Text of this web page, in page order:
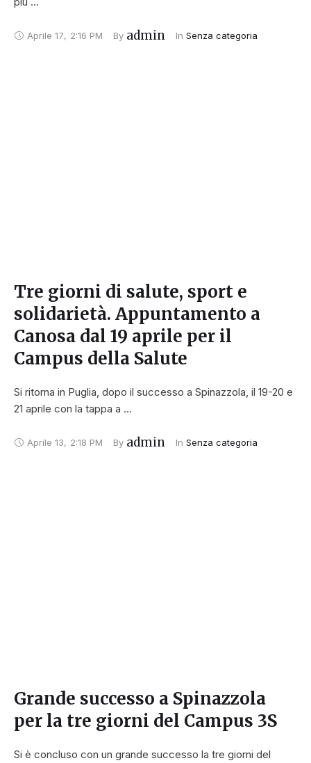
Aprile 17, 2:16 PM By admin In Senza categoria
Tre giorni di salute, sport e
solidarietà. Appuntamento a
Canosa dal 19 aprile per il
Campus della Salute
Si ritorna in Puglia, dopo il successo a Spinazzola, il 19-20 e
21 aprile con la tappa a …
Aprile 13, 2:18 PM By admin In Senza categoria
Grande successo a Spinazzola
per la tre giorni del Campus 3S
Si è concluso con un grande successo la tre giorni del